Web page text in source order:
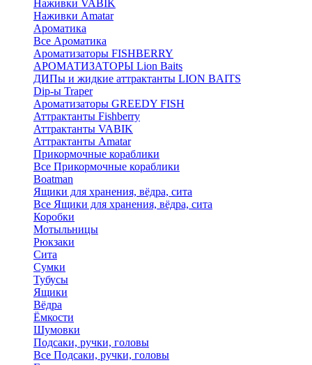
Наживки VABIK
Наживки Amatar
Ароматика
Все Ароматика
Ароматизаторы FISHBERRY
АРОМАТИЗАТОРЫ Lion Baits
ДИПы и жидкие аттрактанты LION BAITS
Dip-ы Traper
Ароматизаторы GREEDY FISH
Аттрактанты Fishberry
Аттрактанты VABIK
Аттрактанты Amatar
Прикормочные кораблики
Все Прикормочные кораблики
Boatman
Ящики для хранения, вёдра, сита
Все Ящики для хранения, вёдра, сита
Коробки
Мотыльницы
Рюкзаки
Сита
Сумки
Тубусы
Ящики
Вёдра
Ёмкости
Шумовки
Подсаки, ручки, головы
Все Подсаки, ручки, головы